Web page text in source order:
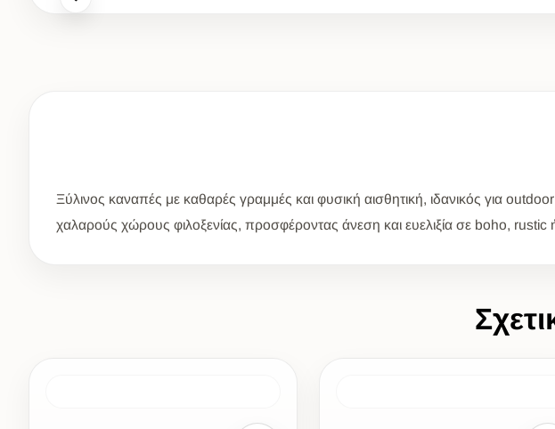
Ξύλινος καναπές με καθαρές γραμμές και φυσική αισθητική, ιδανικός για
χαλαρούς χώρους φιλοξενίας, προσφέροντας άνεση και ευελιξία σε boho,